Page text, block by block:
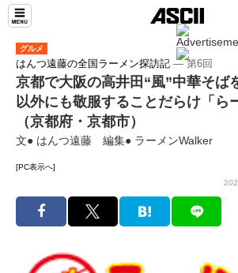
グルメ
はんつ遠藤の全国ラーメン探訪記 ― 第6回
京都で大阪の高井田“風”中華そば
以外にも敬服することだらけ「ら
（京都府・京都市）
文● はんつ遠藤 編集● ラーメンWalker
[PC表示へ]